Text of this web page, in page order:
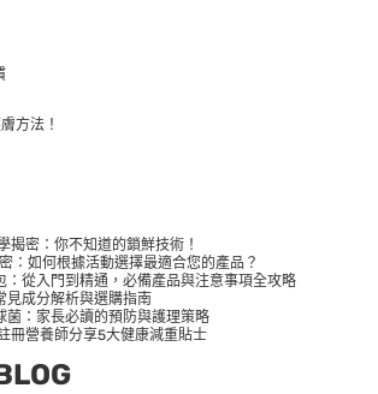
方法！
揭密：你不知道的鎖鮮技術！
：如何根據活動選擇最適合您的產品？
：從入門到精通，必備產品與注意事項全攻略
見成分解析與選購指南
菌：家長必讀的預防與護理策略
冊營養師分享5大健康減重貼士